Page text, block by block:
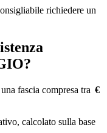
richiedere un
fascia compresa tra €
calcolato sulla base